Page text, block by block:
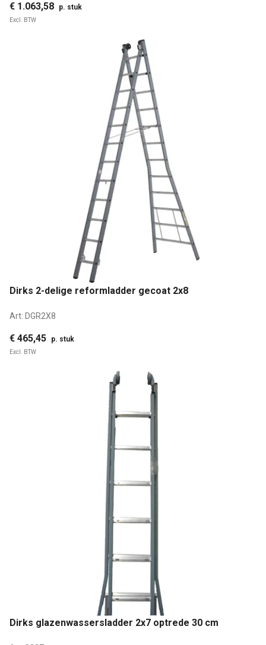
€ 1.063,58 p. stuk
Excl. BTW
Dirks 2-delige reformladder gecoat 2x8
Art: DGR2X8
€ 465,45 p. stuk
Excl. BTW
Dirks glazenwassersladder 2x7 optrede 30 cm